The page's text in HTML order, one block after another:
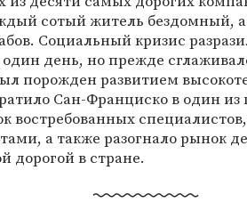
сотый житель бездомный,
Социальный кризис
день, но прежде
порожден развитием
Сан-Франциско в один
востребованных
а также разогнало рынок
дорогой в стране.